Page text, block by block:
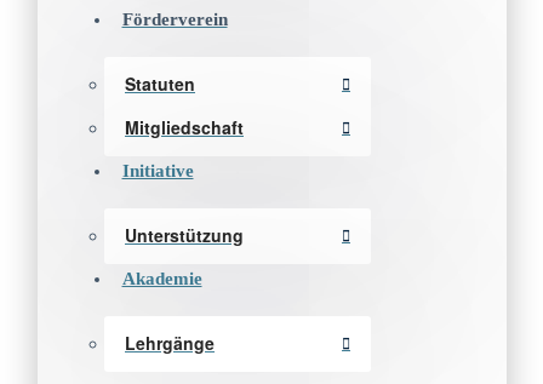
Förderverein
Statuten
Mitgliedschaft
Initiative
Unterstützung
Akademie
Lehrgänge